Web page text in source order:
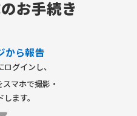
お手続き
から報告
ログインし、
スマホで撮影・
ます。